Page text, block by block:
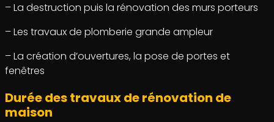
– La destruction puis la rénovation des murs porteurs
– Les travaux de plomberie grande ampleur
– La création d’ouvertures, la pose de portes et
fenêtres
Durée des travaux de rénovation de
maison